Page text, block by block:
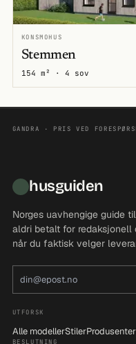
KONSMOHUS
Stemmen
154 m² · 4 sov
GANDRA · PRIS VED
husguiden
Norges uavhengige guide
aldri betalt for redaksjonell
når du faktisk velger
UTFORSK
Alle modellerStilerProdusenter
BESLUTNING